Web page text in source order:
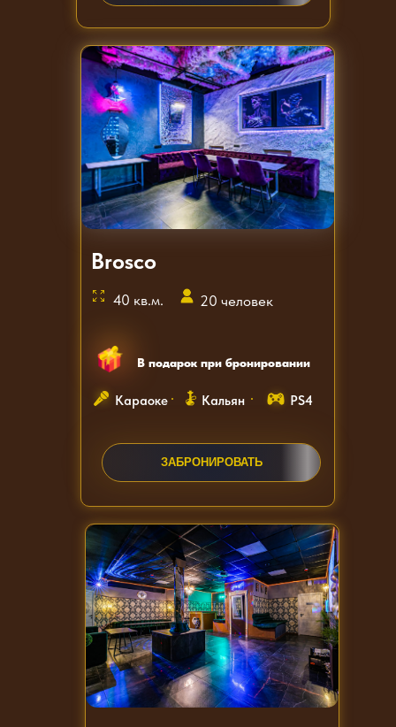
Brosco
40 кв.м. 20 человек
Караоке Кальян PS4
ЗАКАЗАТЬ ЗВОНОК
В подарок при бронировании
ЗАБРОНИРОВАТЬ